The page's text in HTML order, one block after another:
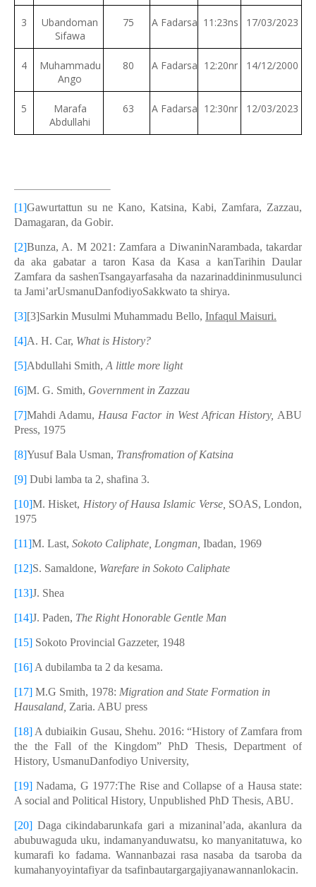
3
Ubandoman
Sifawa
75 A Fadarsa 11:23ns 17/03/2023
4
Muhammadu
Ango
80 A Fadarsa 12:20nr 14/12/2000
5
Marafa
Abdullahi
63 A Fadarsa 12:30nr 12/03/2023
[1]Gawurtattun su ne Kano, Katsina, Kabi, Zamfara, Zazzau,
Damagaran, da Gobir.
[2]Bunza, A. M 2021: Zamfara a DiwaninNarambada, takardar
da aka gabatar a taron Kasa da Kasa a kanTarihin Daular
Zamfara da sashenTsangayarfasaha da nazarinaddininmusulunci
ta Jami’arUsmanuDanfodiyoSakkwato ta shirya.
[3][3]Sarkin Musulmi Muhammadu Bello, Infaqul Maisuri.
[4]A. H. Car, What is History?
[5]Abdullahi Smith, A little more light
[6]M. G. Smith, Government in Zazzau
[7]Mahdi Adamu, Hausa Factor in West African History, ABU
Press, 1975
[8]Yusuf Bala Usman, Transfromation of Katsina
[9] Dubi lamba ta 2, shafina 3.
[10]M. Hisket, History of Hausa Islamic Verse, SOAS, London,
1975
[11]M. Last, Sokoto Caliphate, Longman, Ibadan, 1969
[12]S. Samaldone, Warefare in Sokoto Caliphate
[13]J. Shea
[14]J. Paden, The Right Honorable Gentle Man
[15] Sokoto Provincial Gazzeter, 1948
[16] A dubilamba ta 2 da kesama.
[17] M.G Smith, 1978: Migration and State Formation in
Hausaland, Zaria. ABU press
[18] A dubiaikin Gusau, Shehu. 2016: “History of Zamfara from
the the Fall of the Kingdom” PhD Thesis, Department of
History, UsmanuDanfodiyo University,
[19] Nadama, G 1977:The Rise and Collapse of a Hausa state:
A social and Political History, Unpublished PhD Thesis, ABU.
[20] Daga cikindabarunkafa gari a mizaninal’ada, akanlura da
abubuwaguda uku, indamanyanduwatsu, ko manyanitatuwa, ko
kumarafi ko fadama. Wannanbazai rasa nasaba da tsaroba da
kumahanyoyintafiyar da tsafinbautargargajiyanawannanlokacin.